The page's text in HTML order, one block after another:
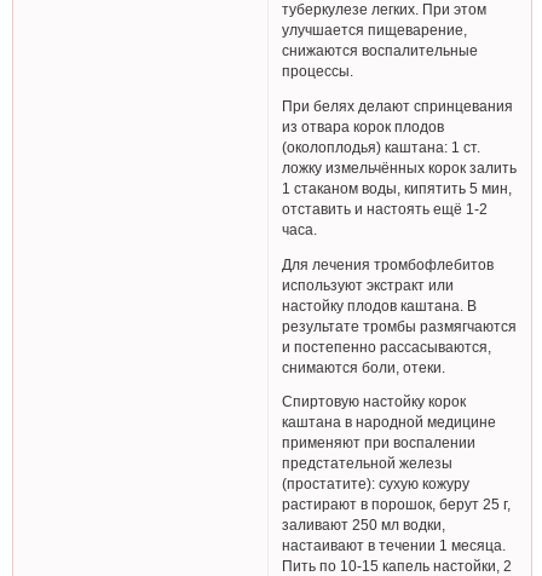
туберкулезе легких. При этом
улучшается пищеварение,
снижаются воспалительные
процессы.
При белях делают спринцевания
из отвара корок плодов
(околоплодья) каштана: 1 ст.
ложку измельчённых корок залить
1 стаканом воды, кипятить 5 мин,
отставить и настоять ещё 1-2
часа.
Для лечения тромбофлебитов
используют экстракт или
настойку плодов каштана. В
результате тромбы размягчаются
и постепенно рассасываются,
снимаются боли, отеки.
Спиртовую настойку корок
каштана в народной медицине
применяют при воспалении
предстательной железы
(простатите): сухую кожуру
растирают в порошок, берут 25 г,
заливают 250 мл водки,
настаивают в течении 1 месяца.
Пить по 10-15 капель настойки, 2